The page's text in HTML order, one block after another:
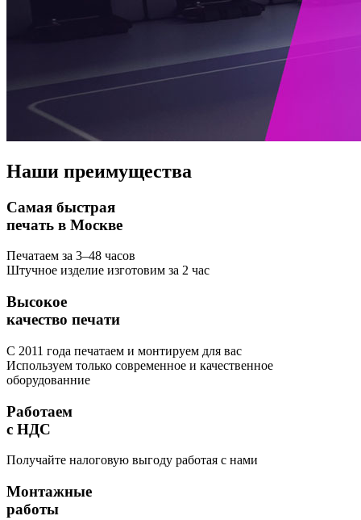
Наши преимущества
Самая быстрая
печать в Москве
Печатаем за 3–48 часов
Штучное изделие изготовим за 2 час
Высокое
качество печати
С 2011 года печатаем и монтируем для вас
Используем только современное и качественное
оборудованние
Работаем
с НДС
Получайте налоговую выгоду работая с нами
Монтажные
работы